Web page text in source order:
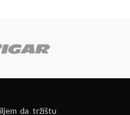
da tržištu